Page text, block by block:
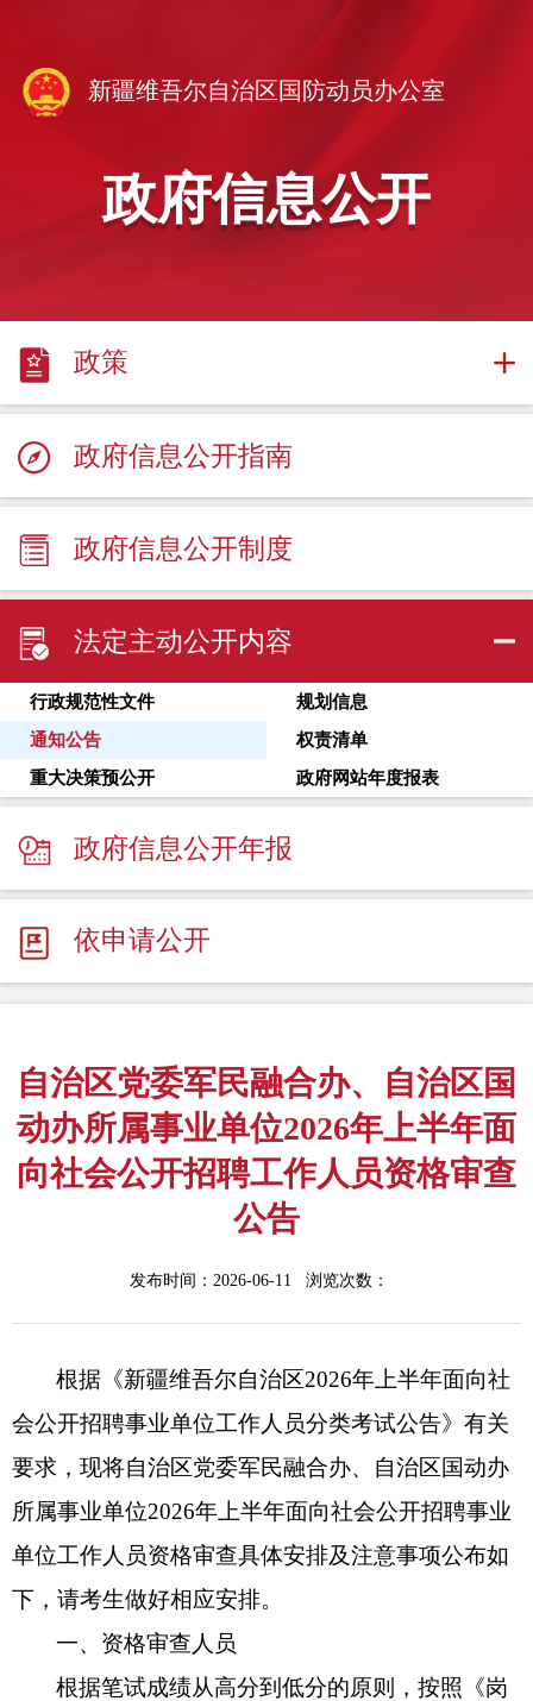
新疆维吾尔自治区国防动员办公室
政府信息公开
政策
政府信息公开指南
政府信息公开制度
法定主动公开内容
行政规范性文件
规划信息
通知公告
权责清单
重大决策预公开
政府网站年度报表
政府信息公开年报
依申请公开
自治区党委军民融合办、自治区国
动办所属事业单位2026年上半年面
向社会公开招聘工作人员资格审查
公告
发布时间：2026-06-11 浏览次数：
根据《新疆维吾尔自治区2026年 上半年面向社
会公开招聘事业单位工作人员分类考试公告》有关
要求，现将自治区党委军民融合办、自治区国动办
所属事业单位2026年 上半年面向社会公开招聘事业
单位工作人员资格审查具体安排及注意事项公布如
下，请考生做好相应安排。
一、资格审查人员
根据笔试成绩从高分到低分的原则，按照
《岗